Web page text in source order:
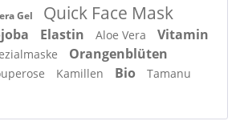
Gel
Quick Face Mask
Elastin Aloe Vera Vitamin
Orangenblüten
Kamillen Bio
Tamanu